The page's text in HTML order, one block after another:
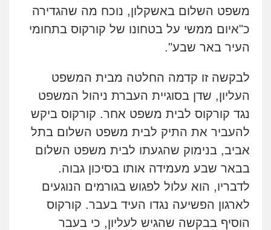
משפט השלום באשקלון, נוכח מה שהגדירה
כ"איום ממשי על בטחונו של קורקוס בתחומי
העיר באר שבע".
לבקשה זו קדמה החלטה מבית המשפט
העליון, שדן בסוגיית העברת ניהול המשפט
נגד קורקוס לבית משפט אחר. קורקוס ביקש
להעביר את התיק לבית משפט השלום בתל
אביב, בנימוק שהגעתו לבית משפט השלום
בבאר שבע מעמידה אותו בסיכון גבוה.
לדבריו, הוא עלול לפגוש בגורמים הנוגעים
לארגון הפשיעה נגדו העיד בעבר. קורקוס
הוסיף בבקשה שהגיש לעליון, כי בעבר